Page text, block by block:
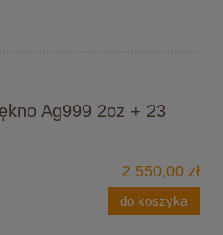
Ag999 2oz + 23
2 550,00 zł
do koszyka